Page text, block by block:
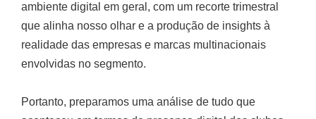
ambiente digital em geral, com um recorte trimestral
que alinha nosso olhar e a produção de insights à
realidade das empresas e marcas multinacionais
envolvidas no segmento.
Portanto, preparamos uma análise de tudo que